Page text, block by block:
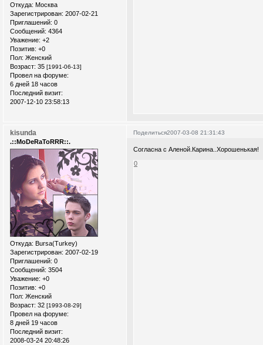
Откуда: Москва
Зарегистрирован: 2007-02-21
Приглашений: 0
Сообщений: 4364
Уважение: +2
Позитив: +0
Пол: Женский
Возраст: 35 [1991-06-13]
Провел на форуме:
6 дней 18 часов
Последний визит:
2007-12-10 23:58:13
Поделиться2007-03-08 21:31:43
kisunda
.::MoDeRaToRRR::.
Откуда: Bursa(Turkey)
Зарегистрирован: 2007-02-19
Приглашений: 0
Сообщений: 3504
Уважение: +0
Позитив: +0
Пол: Женский
Возраст: 32 [1993-08-29]
Провел на форуме:
8 дней 19 часов
Последний визит:
2008-03-24 20:48:26
Согласна с Аленой.Карина..Хорошенькая!
0